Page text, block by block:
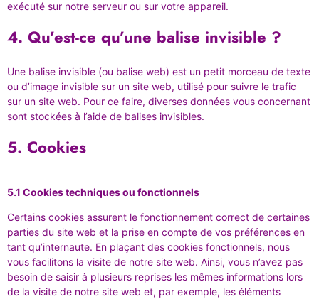
exécuté sur notre serveur ou sur votre appareil.
4. Qu’est-ce qu’une balise invisible ?
Une balise invisible (ou balise web) est un petit morceau de texte
ou d’image invisible sur un site web, utilisé pour suivre le trafic
sur un site web. Pour ce faire, diverses données vous concernant
sont stockées à l’aide de balises invisibles.
5. Cookies
5.1 Cookies techniques ou fonctionnels
Certains cookies assurent le fonctionnement correct de certaines
parties du site web et la prise en compte de vos préférences en
tant qu’internaute. En plaçant des cookies fonctionnels, nous
vous facilitons la visite de notre site web. Ainsi, vous n’avez pas
besoin de saisir à plusieurs reprises les mêmes informations lors
de la visite de notre site web et, par exemple, les éléments